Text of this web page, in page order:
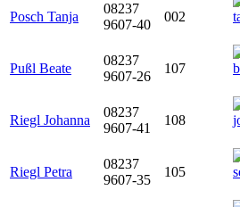
Posch Tanja
08237
9607-40
002
Pußl Beate
08237
9607-26
107
Riegl Johanna
08237
9607-41
108
Riegl Petra
08237
9607-35
105